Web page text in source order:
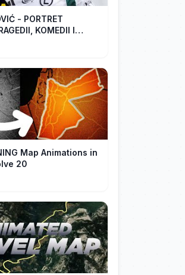
- PORTRET
KOMEDII I
Map Animations in
20